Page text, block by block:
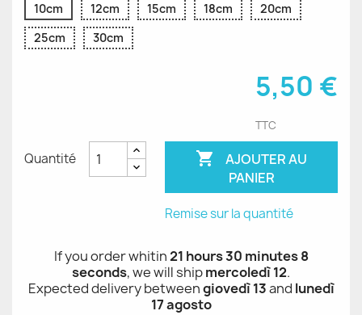
10cm 12cm 15cm 18cm
20cm
25cm
30cm
5,50 €
TTC
Quantité 
AJOUTER AU
PANIER
Remise sur la quantité
If you order whitin21 hours 30 minutes 8
seconds, we will shipmercoledì 12.
Expected delivery betweengiovedì 13and lunedì
17 agosto